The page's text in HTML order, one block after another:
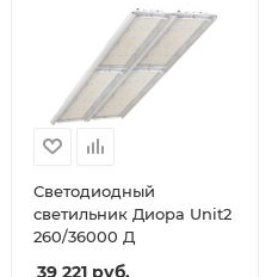
Светодиодный
светильник Диора Unit2
260/36000 Д
39 221руб.